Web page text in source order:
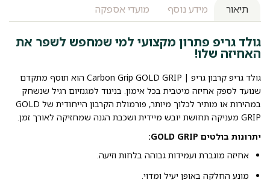
תיאור מידע נוסף מועדי אספקה
גולד גריפ פתרון מקצועי למי שמחפש לשפר את
האחיזה שלו!
גולד גריפ קרבון גריפ | Carbon Grip GOLD GRIP הוא תוסף מתקדם
שנועד לספק אחיזה מיטבית בכל אימון. בניגוד למגנזיום רגיל שנשחק
במהירות או מותיר לכלוך מיותר, פורמולת הקרבון הייחודית של GOLD
GRIP מעניקה תחושת יובש מיידית ושכבת הגנה שמחזיקה לאורך זמן.
יתרונות בולטים GOLD GRIP:
אחיזה מוגברת ועמידות גבוהה בלחות וזיעה.
מונע החלקה באופן יעיל ומדוי.